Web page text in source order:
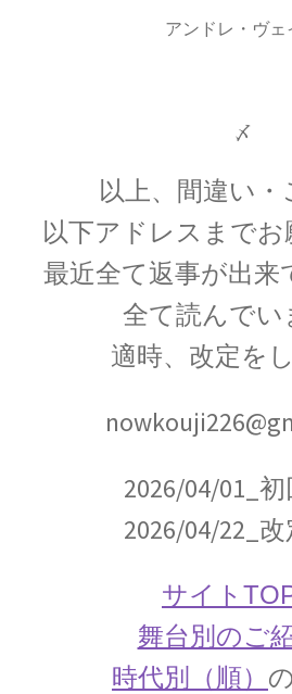
ギブズ
クラウディオス・プト
【三角法を考案し天動説
クリスティアーン・
【オランダ物理学の黎明
関連の物理学者・シュ
アンドレ・ヴェ
〆
以上、間違い・
以下アドレスまでお
最近全て返事が出
全て読んでい
適時、改定を
2026/04/01_
2026/04/22_
サイト
舞台別のご
時代別（順）